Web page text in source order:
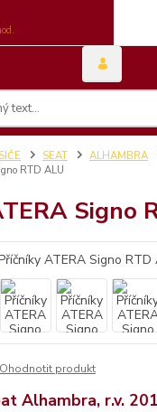
SEAT ALHAMBRA
RTD ALU
Signo
Ohodnotit produkt
Alhambra, r.v.